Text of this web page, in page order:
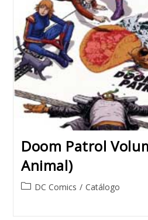
Doom Patrol
Animal)
PostDC Comics / Catálogo